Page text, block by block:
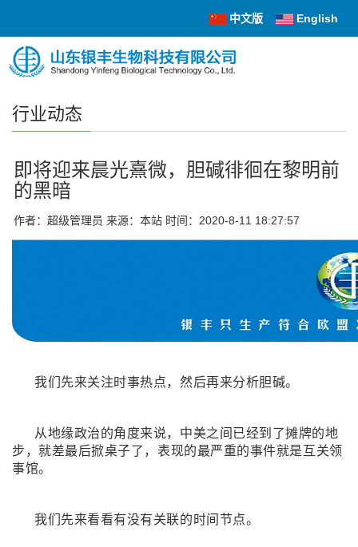
中文版 English
行业动态
即将迎来晨光熹微，胆碱徘徊在黎明前
的黑暗
作者：超级管理员 来源：本站 时间：2020-8-11 18:27:57
我们先来关注时事热点，然后再来分析胆碱。
从地缘政治的角度来说，中美之间已经到了摊牌的地
步，就差最后掀桌子了，表现的最严重的事件就是互关领
事馆。
我们先来看看有没有关联的时间节点。